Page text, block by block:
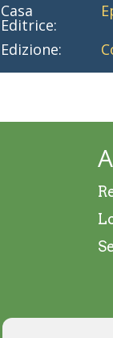
Casa
Editrice:
Edizione: